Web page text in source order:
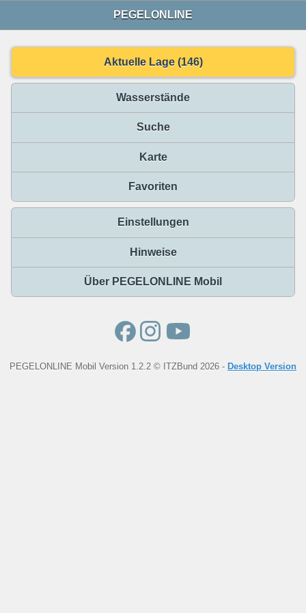
PEGELONLINE
Aktuelle Lage (146)
Wasserstände
Suche
Karte
Favoriten
Einstellungen
Hinweise
Über PEGELONLINE Mobil
PEGELONLINE Mobil Version 1.2.2 © ITZBund 2026 - Desktop Version